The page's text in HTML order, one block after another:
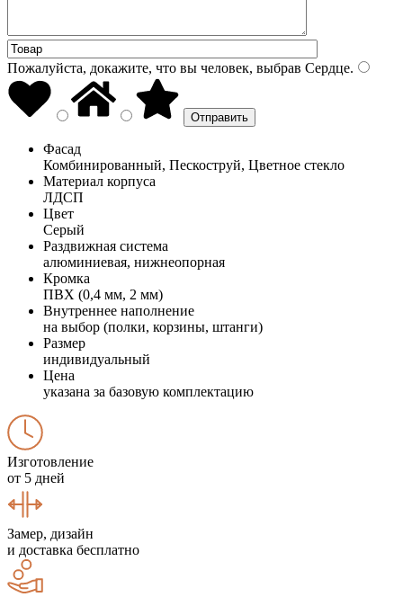
Пожалуйста, докажите, что вы человек, выбрав Сердце.
Фасад
Комбинированный, Пескоструй, Цветное стекло
Материал корпуса
ЛДСП
Цвет
Серый
Раздвижная система
алюминиевая, нижнеопорная
Кромка
ПВХ (0,4 мм, 2 мм)
Внутреннее наполнение
на выбор (полки, корзины, штанги)
Размер
индивидуальный
Цена
указана за базовую комплектацию
Изготовление
от 5 дней
Замер, дизайн
и доставка бесплатно